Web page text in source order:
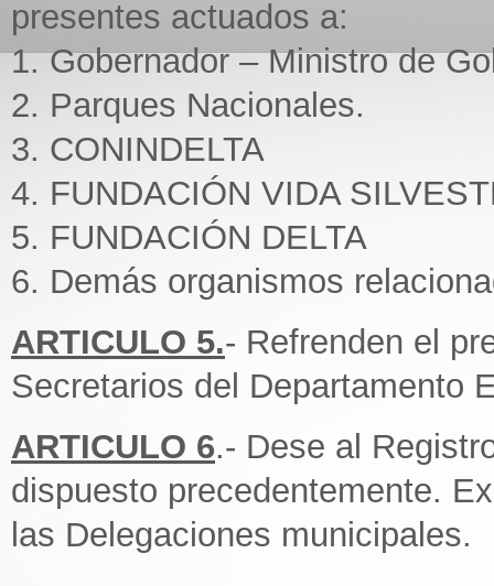
presentes actuados a:
1. Gobernador – Ministro de
2. Parques Nacionales.
3. CONINDELTA
4. FUNDACIÓN VIDA
5. FUNDACIÓN DELTA
6. Demás organismos
ARTICULO 5.- Refrenden el
Secretarios del Departamento
ARTICULO 6.- Dese al
dispuesto precedentemente.
las Delegaciones municipales.